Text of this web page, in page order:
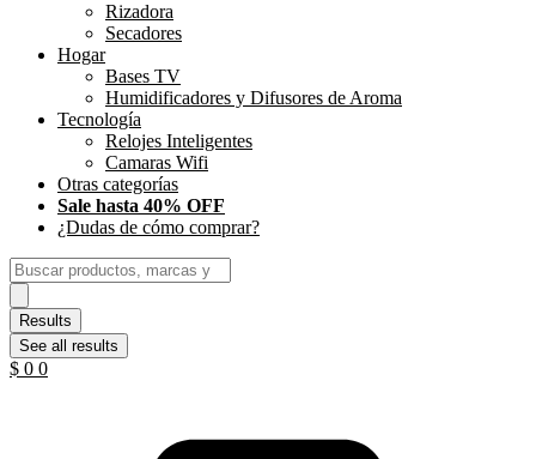
Rizadora
Secadores
Hogar
Bases TV
Humidificadores y Difusores de Aroma
Tecnología
Relojes Inteligentes
Camaras Wifi
Otras categorías
Sale hasta 40% OFF
¿Dudas de cómo comprar?
Search
...
Results
See all results
$ 0 0